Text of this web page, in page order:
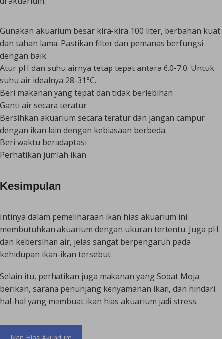
Gunakan akuarium besar kira-kira 100 liter, berbahan kuat
dan tahan lama. Pastikan filter dan pemanas berfungsi
dengan baik.
Atur pH dan suhu airnya tetap tepat antara 6.0-7.0. Untuk
suhu air idealnya 28-31°C.
Beri makanan yang tepat dan tidak berlebihan
Ganti air secara teratur
Bersihkan akuarium secara teratur dan jangan campur
dengan ikan lain dengan kebiasaan berbeda.
Beri waktu beradaptasi
Perhatikan jumlah ikan
Kesimpulan
Intinya dalam pemeliharaan ikan hias akuarium ini
membutuhkan akuarium dengan ukuran tertentu. Juga pH
dan kebersihan air, jelas sangat berpengaruh pada
kehidupan ikan-ikan tersebut.
Selain itu, perhatikan juga makanan yang Sobat Moja
berikan, sarana penunjang kenyamanan ikan, dan hindari
hal-hal yang membuat ikan hias akuarium jadi stress.